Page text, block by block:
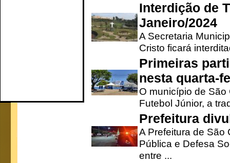
Interdição de
Janeiro/2024
A Secretaria
Cristo ficará
Primeiras
nesta quarta-
O município de
Futebol Júnior, a
Prefeitura
A Prefeitura de São
Pública e Defesa
entre ...